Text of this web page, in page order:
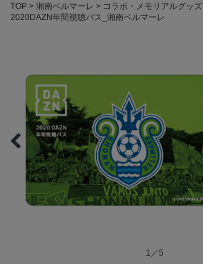
TOP 湘南ベルマーレ
コラボ・メモリアルグッズ
2020DAZN年間視聴パス_湘南ベルマーレ
1／5